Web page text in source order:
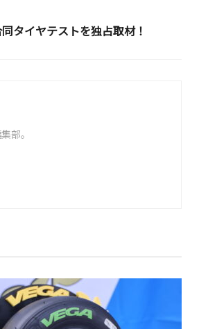
タイヤテストを独占取材！
部。